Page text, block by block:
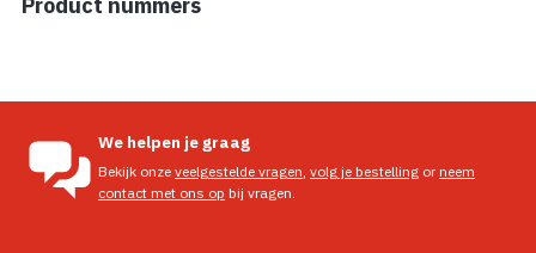
We helpen je graag
Bekijk onze veelgestelde vragen volg je bestelling orneem
contact met ons op bij vragen.